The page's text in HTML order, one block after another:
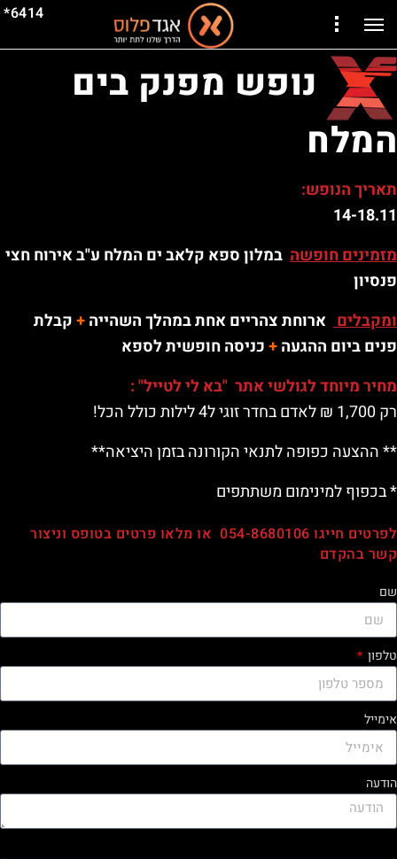
6414*
נופש מפנק בים
המלח
תאריך הנופש:
14-18.11
מזמינים חופשה במלון ספא קלאב ים המלח ע"ב אירוח חצי
פנסיון
ומקבלים ארוחת צהריים אחת במהלך השהייה+קבלת
פנים ביום ההגעה+כניסה חופשית לספא
מחיר מיוחד לגולשי אתר "בא לי לטייל" :
רק 1,700 ₪ לאדם בחדר זוגי ל4 לילות כולל הכל!
** ההצעה כפופה לתנאי הקורונה בזמן היציאה**
* בכפוף למינימום משתתפים
לפרטים חייגו 054-8680106 או מלאו פרטים בטופס וניצור
קשר בהקדם
שם
טלפון
אימייל
הודעה